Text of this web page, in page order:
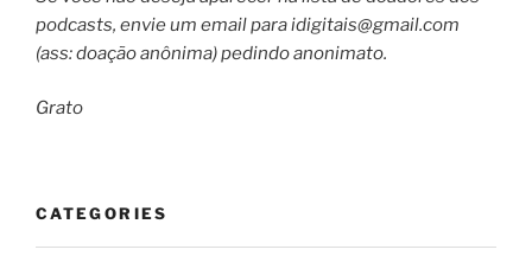
podcasts, envie um email paraidigitais@gmail.com
(ass: doação anônima) pedindo anonimato.
Grato
CATEGORIES